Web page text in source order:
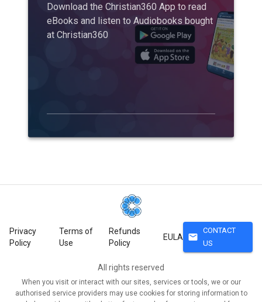
Download the Christian360 App to read
eBooks and listen to Audiobooks bought
at Christian360
Privacy
Policy
Terms of
Use
Refunds
Policy
EULA mail
CONTACT
US
All rights reserved
When you visit or interact with our sites, services or tools, we or our
authorised service providers may use cookies for storing information to